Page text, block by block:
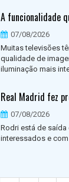
A funcionalidade
07/08/2026
Muitas televisões
qualidade de
iluminação mais
Real Madrid fez
07/08/2026
Rodri está de
interessados e